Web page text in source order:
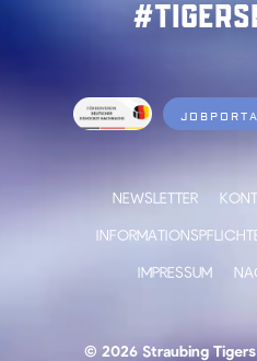
NEWSLETTER
IMPRESSUM
© 2026 Straubing